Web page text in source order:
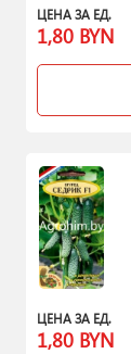
ЦЕНА ЗА ЕД.
1,80 BYN
ЦЕНА ЗА ЕД.
1,80 BYN